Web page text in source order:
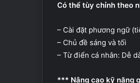
Có thể tùy chỉnh theo
– Cài đặt phương ngữ
– Chủ đề sáng và tối
– Từ điển cá nhân: Dễ
*** Nâng cao kỹ năng